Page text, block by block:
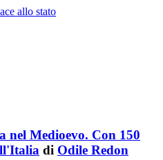
allo stato
nel Medioevo. Con 150
di Odile Redon